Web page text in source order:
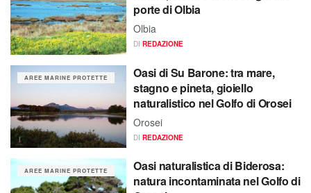
porte di Olbia
Olbia
DI REDAZIONE
AREE MARINE PROTETTE
Oasi di Su Barone: tra mare,
stagno e pineta, gioiello
naturalistico nel Golfo di Orosei
Orosei
DI REDAZIONE
AREE MARINE PROTETTE
Oasi naturalistica di Biderosa:
natura incontaminata nel Golfo di